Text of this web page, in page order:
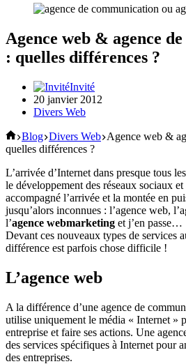
Agence web & agence
: quelles différences ?
Invité
20 janvier 2012
Divers Web
Accueil
Blog Divers Web Agence web &
quelles différences ?
L’arrivée d’Internet dans presque tous
le développement des réseaux sociaux
accompagné l’arrivée et la montée en
jusqu’alors inconnues : l’agence web,
l’agence webmarketing et j’en passe…
Devant ces nouveaux types de services
différence est parfois chose difficile !
L’agence web
A la différence d’une agence de
utilise uniquement le média « Internet »
entreprise et faire ses actions. Une
des services spécifiques à Internet pour
des entreprises.